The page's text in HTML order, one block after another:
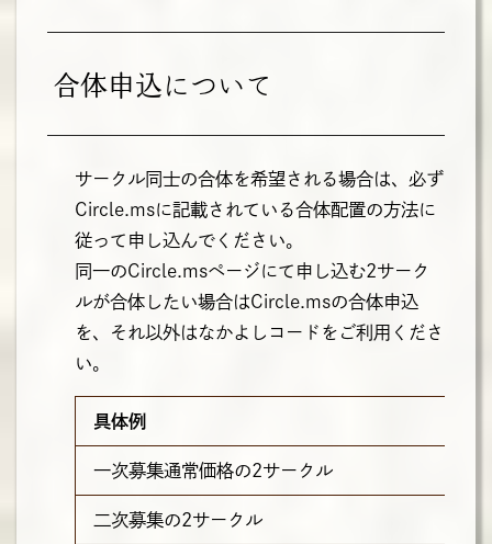
合体申込について
サークル同士の合体を希望される場合は、必ず
Circle.msに記載されている合体配置の方法に
従って申し込んでください。
同一のCircle.msページにて申し込む2サーク
ルが合体したい場合はCircle.msの合体申込
を、それ以外はなかよしコードをご利用くださ
い。
具体例
一次募集通常価格の2サークル
二次募集の2サークル